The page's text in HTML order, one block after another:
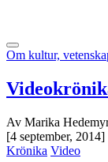
Om kultur,
Av Marika
[4 september, 2014]
Krönika Video